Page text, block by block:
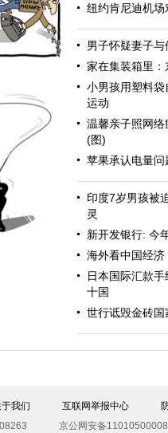
纽约肯尼迪机
男子怀疑妻子
家在集装箱里
小男孩用塑料
运动
温馨亲子照网
(图)
苹果承认电量
印度7岁男孩被
灵
新开发银行: 今
海外看中国经
日本国际汇款
十国
世行诋毁金砖
于我们 互联网举报中心
京公网安备